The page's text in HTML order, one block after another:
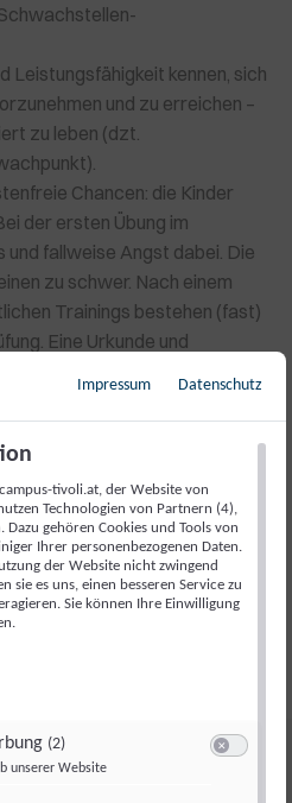
Leistungsfähigkeit kennen, sich
und zu erreichen –
zu leben (dzt.
Chancen: die Kinder
der ersten Übung im
und fallweise Angst dabei. Die
zu schwer. Nach einem
Trainings bestehen (fast)
Eine Urkunde und
den Lernprozess des letzten
machen. Die Ängste,
Willen und letztlich den
des
immer wieder
Beispiele bei vielen:
u.v.a.m. wurde in ähnlichen
Impressum Datenschutz
tivoli.at, der Website von
Technologien von Partnern (4),
gehören Cookies und Tools von
Ihrer personenbezogenen Daten.
der Website nicht zwingend
es uns, einen besseren Service zu
Sie können Ihre Einwilligung
(2)
unserer Website